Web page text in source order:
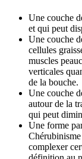
Une couche
et qui peut
Une couche
cellules
muscles
verticales
de la bouche.
Une couche
autour de la
qui peut
Une forme
complexer